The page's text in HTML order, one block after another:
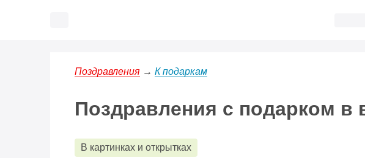
Поздравления → К подаркам
Поздравления с подарком в
В картинках и открытках